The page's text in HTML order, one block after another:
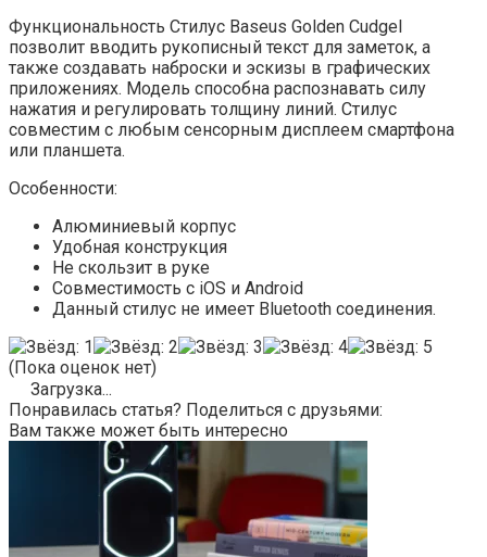
Функциональность Стилус Baseus Golden Cudgel
позволит вводить рукописный текст для заметок, а
также создавать наброски и эскизы в графических
приложениях. Модель способна распознавать силу
нажатия и регулировать толщину линий. Стилус
совместим с любым сенсорным дисплеем смартфона
или планшета.
Особенности:
Алюминиевый корпус
Удобная конструкция
Не скользит в руке
Совместимость с iOS и Android
Данный стилус не имеет Bluetooth соединения.
(Пока оценок нет)
Загрузка...
Понравилась статья? Поделиться с друзьями:
Вам также может быть интересно